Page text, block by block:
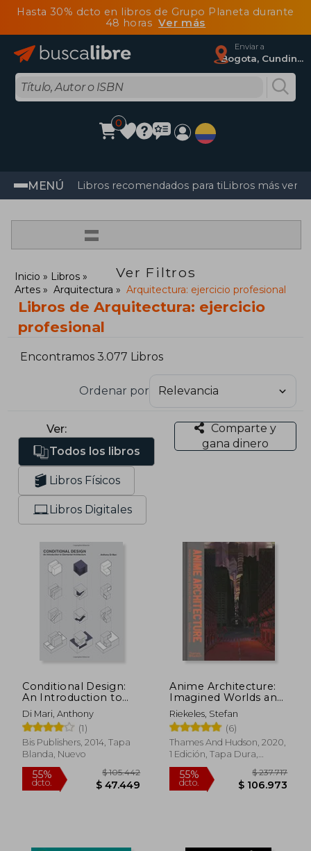
Hasta 30% dcto en libros de Grupo Planeta durante
48 horasVer más
Enviar a
Bogota, Cundinamarca
0
MENÚ Libros recomendados para tiLibros más
=
Ver Filtros
Inicio
Libros
Artes
Arquitectura Arquitectura: ejercicio profesional
Libros de Arquitectura: ejercicio
profesional
Encontramos 3.077 Libros
Ordenar por
Ver:
Todos los libros
Libros Físicos
Libros Digitales
Comparte y
gana dinero
Conditional Design:
An Introduction to
Elemental
Architecture (en
Inglés)
Di Mari, Anthony
(1)
Bis Publishers, 2014, Tapa
Blanda, Nuevo
Anime Architecture:
Imagined Worlds and
Endless Megacities
(en Inglés)
Riekeles, Stefan
(6)
Thames And Hudson, 2020,
1 Edición, Tapa Dura,
Nuevo